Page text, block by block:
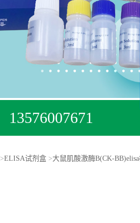
13576007671
>ELISA试剂盒>大鼠肌酸激酶B(CK-